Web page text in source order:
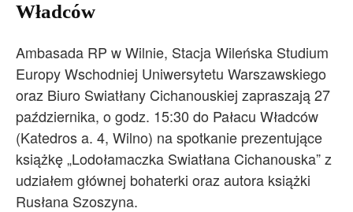
Władców
Ambasada RP w Wilnie, Stacja Wileńska Studium
Europy Wschodniej Uniwersytetu Warszawskiego
oraz Biuro Swiatłany Cichanouskiej zapraszają 27
października, o godz. 15:30 do Pałacu Władców
(Katedros a. 4, Wilno) na spotkanie prezentujące
książkę „Lodołamaczka Swiatłana Cichanouska” z
udziałem głównej bohaterki oraz autora książki
Rusłana Szoszyna.